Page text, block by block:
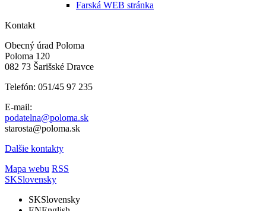
Farská WEB stránka
Kontakt
Obecný úrad Poloma
Poloma 120
082 73 Šarišské Dravce
Telefón: 051/45 97 235
E-mail:
podatelna@poloma.sk
starosta@poloma.sk
Dalšie kontakty
Mapa webu RSS
SKSlovensky
SKSlovensky